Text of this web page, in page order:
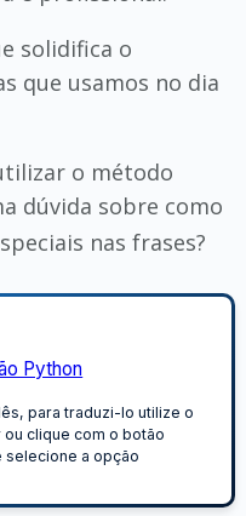
solidifica o
que usamos no dia
o método
dúvida sobre como
nas frases?
Python
para traduzi-lo utilize o
clique com o botão
selecione a opção